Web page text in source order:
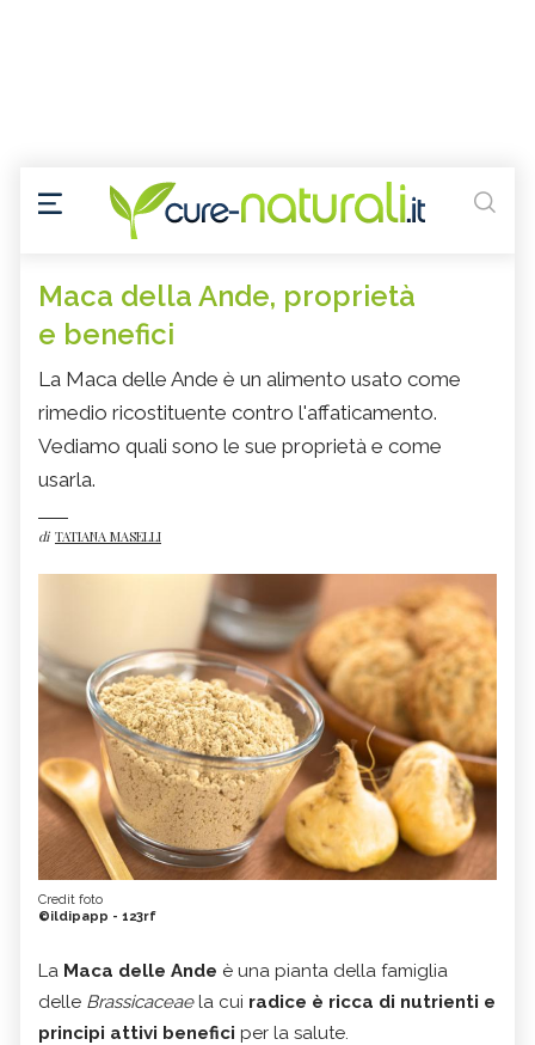
Maca della Ande, proprietà
e benefici
La Maca delle Ande è un alimento usato come
rimedio ricostituente contro l'affaticamento.
Vediamo quali sono le sue proprietà e come
usarla.
di TATIANA MASELLI
Credit foto
©ildipapp - 123rf
La Maca delle Ande è una pianta della famiglia
delle Brassicaceaela cui radice è ricca di nutrienti e
principi attivi benefici per la salute.